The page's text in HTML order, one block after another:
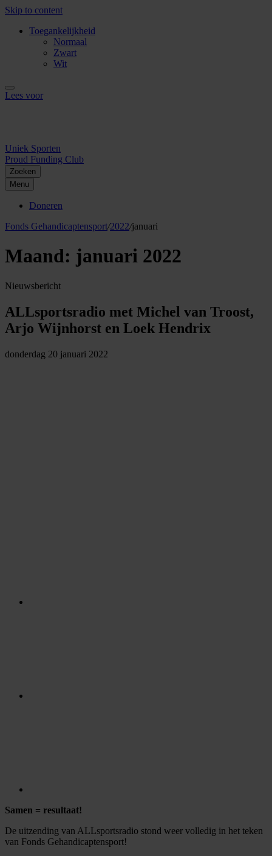
Skip to content
Toegankelijkheid
Normaal
Zwart
Wit
Lees voor
Uniek Sporten
Proud Funding Club
Zoeken
Menu
Doneren
Fonds Gehandicaptensport/2022/januari
Maand: januari 2022
Nieuwsbericht
ALLsportsradio met Michel van Troost,
Arjo Wijnhorst en Loek Hendrix
donderdag 20 januari 2022
Samen = resultaat!
De uitzending van ALLsportsradio stond weer volledig in het teken
van Fonds Gehandicaptensport!